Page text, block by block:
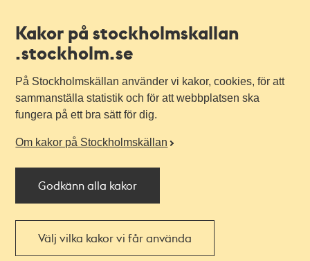
Kakor på stockholmskallan
.stockholm.se
På Stockholmskällan använder vi kakor, cookies, för att
sammanställa statistik och för att webbplatsen ska
fungera på ett bra sätt för dig.
Om kakor på Stockholmskällan
Godkänn alla kakor
Välj vilka kakor vi får använda